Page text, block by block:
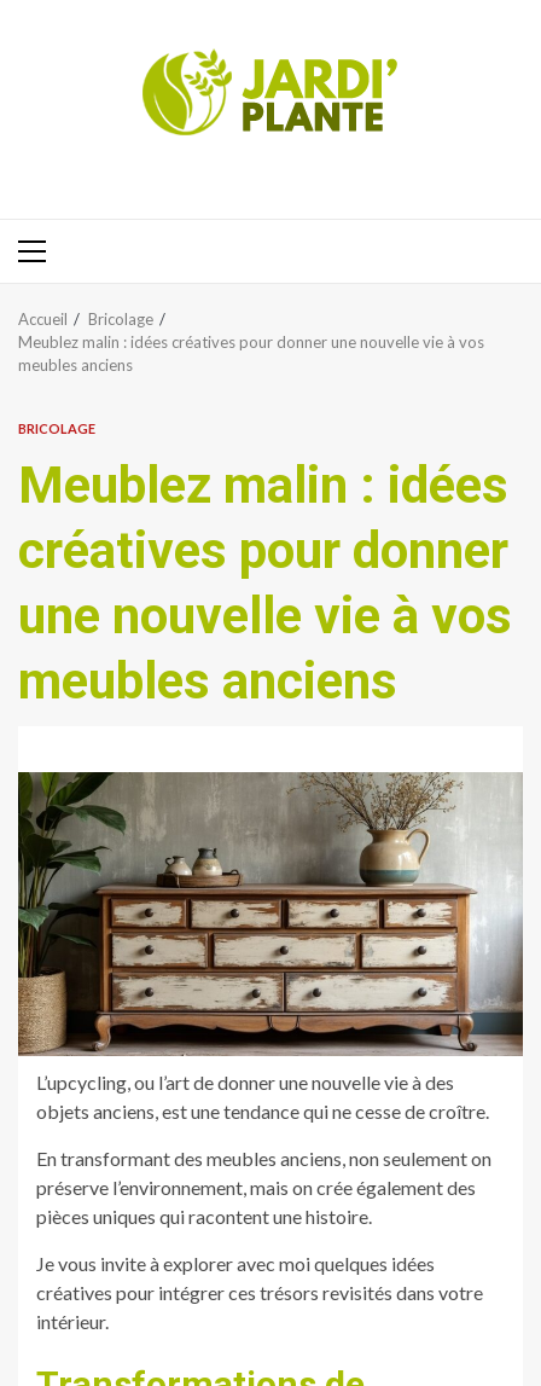
Menu
Accueil
Bricolage
Meublez malin : idées créatives pour donner une nouvelle vie à vos
meubles anciens
BRICOLAGE
Meublez malin : idées
créatives pour donner
une nouvelle vie à vos
meubles anciens
L’upcycling, ou l’art de donner une nouvelle vie à des
objets anciens, est une tendance qui ne cesse de croître.
En transformant des meubles anciens, non seulement on
préserve l’environnement, mais on crée également des
pièces uniques qui racontent une histoire.
Je vous invite à explorer avec moi quelques idées
créatives pour intégrer ces trésors revisités dans votre
intérieur.